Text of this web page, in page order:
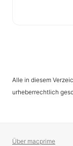
Alle in diesem
urheberrechtlich
Über macprime